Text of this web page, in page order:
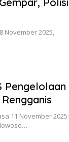
November 2025,
Pengelolaan
11 November 2025: